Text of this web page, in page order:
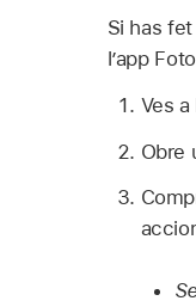
Si has
l’app
Ves a
Obre